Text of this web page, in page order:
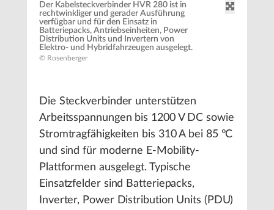
Der Kabelsteckverbinder HVR 280 ist in
rechtwinkliger und gerader Ausführung
verfügbar und für den Einsatz in
Batteriepacks, Antriebseinheiten, Power
Distribution Units und Invertern von
Elektro- und Hybridfahrzeugen ausgelegt.
© Rosenberger
Die Steckverbinder unterstützen
Arbeitsspannungen bis 1200 V DC sowie
Stromtragfähigkeiten bis 310 A bei 85 °C
und sind für moderne E-Mobility-
Plattformen ausgelegt. Typische
Einsatzfelder sind Batteriepacks,
Inverter, Power Distribution Units (PDU)